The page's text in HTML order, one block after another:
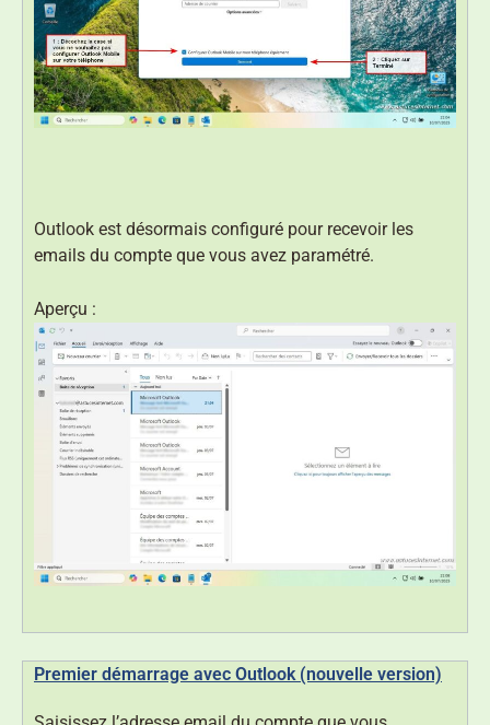
Outlook est désormais configuré pour recevoir les
emails du compte que vous avez paramétré.
Aperçu :
Premier démarrage avec Outlook (nouvelle version)